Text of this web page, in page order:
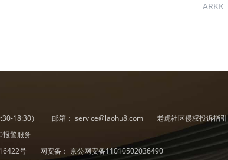
ARKK
18:30） 邮箱： service@laohu8.com
老虎社区侵权投诉指引
报警服务
号 网安备： 京公网安备11010502036490